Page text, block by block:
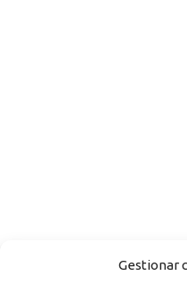
Gestionar